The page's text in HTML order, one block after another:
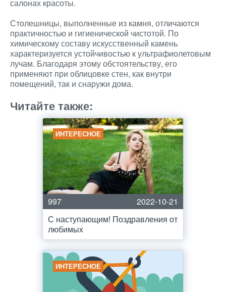
салонах красоты.
Столешницы, выполненные из камня, отличаются
практичностью и гигиенической чистотой. По
химическому составу искусственный камень
характеризуется устойчивостью к ультрафиолетовым
лучам. Благодаря этому обстоятельству, его
применяют при облицовке стен, как внутри
помещений, так и снаружи дома.
Читайте также:
ИНТЕРЕСНОЕ
997
2022-10-21
С наступающим! Поздравления от
любимых
ИНТЕРЕСНОЕ